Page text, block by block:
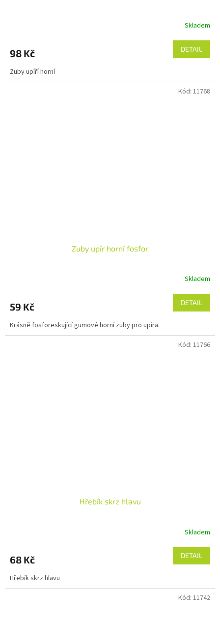
Skladem
98 Kč DETAIL
Zuby upíří horní
Zuby upír horní fosfor
Skladem
59 Kč DETAIL
Krásně fosforeskující gumové horní zuby pro upíra.
Kód: 11768
Hřebík skrz hlavu
Skladem
68 Kč DETAIL
Hřebík skrz hlavu
Kód: 11766
Kód: 11742